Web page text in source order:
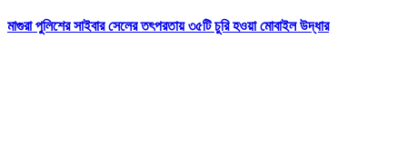
মাগুরা পুলিশের সাইবার সেলের তৎপরতায় ৩৫টি চুরি হওয়া মোবাইল উদ্ধার